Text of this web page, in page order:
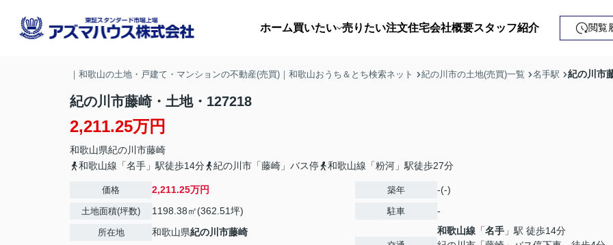
ホーム買いたい
収益・事業用
売りたい注文住宅会社概要スタッフ紹介 閲覧
｜和歌山の土地・戸建て・マンションの不動産(売買)｜和歌山おうち＆とち検索ネット 紀の川市の土地(売買)一覧 名手駅 紀の川市
紀の川市藤崎・土地・127218
2,211.25万円
和歌山県紀の川市藤崎
和歌山線「名手」駅徒歩14分
紀の川市「藤崎」バス停 和歌山線「粉河」駅徒歩27分
価格 2,211.25万円
土地面積(坪数) 1198.38㎡(362.51坪)
所在地 和歌山県紀の川市藤崎
築年 -(-)
駐車 -
和歌山線 「名手 」駅 徒歩14分